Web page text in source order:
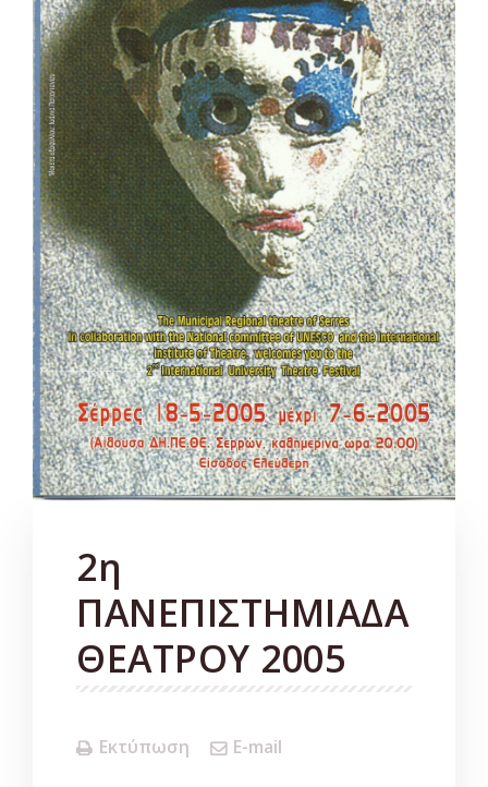
2η
ΠΑΝΕΠΙΣΤΗΜΙΑΔΑ
ΘΕΑΤΡΟΥ 2005
Εκτύπωση E-mail